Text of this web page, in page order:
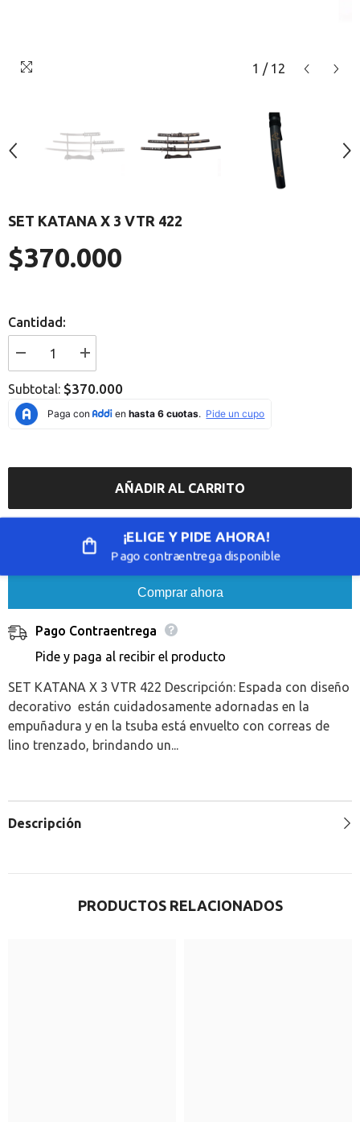
1 / 12
SET KATANA X 3 VTR 422
Precio
regular
$370.000
Cantidad:
Error:
Missing
interpolation
value
&quot;producto&quot;
cantidad
}}&quot;
I18n
Error:
Missing
interpolation
value
&quot;producto&quot;
cantidad
}}&quot;
Subtotal: $370.000
AÑADIR AL CARRITO
¡ELIGE Y PIDE AHORA!
Pago contraentrega disponible
Comprar ahora
Pago Contraentrega
Pide y paga al recibir el producto
SET KATANA X 3 VTR 422 Descripción: Espada con diseño
decorativo están cuidadosamente adornadas en la
empuñadura y en la tsuba está envuelto con correas de
lino trenzado, brindando un...
Descripción
PRODUCTOS RELACIONADOS